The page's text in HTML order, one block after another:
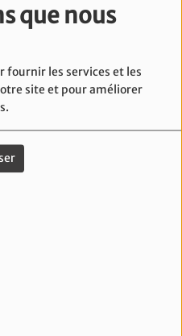
que nous
fournir les services et les
site et pour améliorer
contiennent des
ainsi nuisibles pour
saine, je vous